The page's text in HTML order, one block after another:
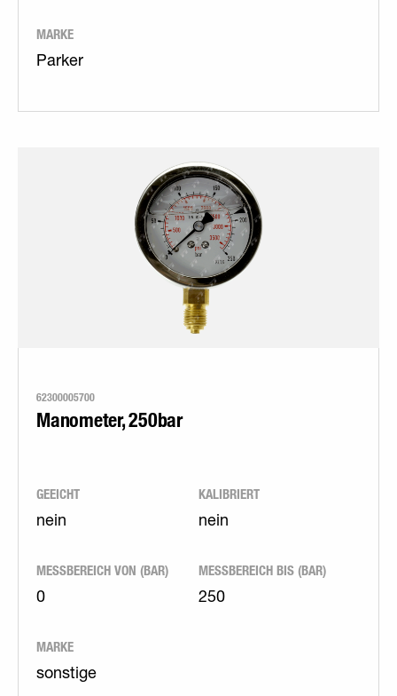
MARKE
Parker
62300005700
Manometer, 250bar
GEEICHT
nein
KALIBRIERT
nein
MESSBEREICH VON (BAR)
0
MESSBEREICH BIS (BAR)
250
MARKE
sonstige